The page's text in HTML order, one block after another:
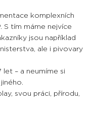
komplexních
S tím máme nejvíce
jsou například
ale i pivovary
let – a neumíme si
svou práci, přírodu,